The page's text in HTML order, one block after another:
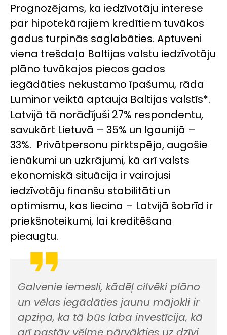
Prognozējams, ka iedzīvotāju interese
par hipotekārajiem kredītiem tuvākos
gadus turpinās saglabāties. Aptuveni
viena trešdaļa Baltijas valstu iedzīvotāju
plāno tuvākajos piecos gados
iegādāties nekustamo īpašumu, rāda
Luminor veiktā aptauja Baltijas valstīs*.
Latvijā tā norādījuši 27% respondentu,
savukārt Lietuvā – 35% un Igaunijā –
33%. Privātpersonu pirktspēja, augošie
ienākumi un uzkrājumi, kā arī valsts
ekonomiskā situācija ir vairojusi
iedzīvotāju finanšu stabilitāti un
optimismu, kas liecina – Latvijā šobrīd ir
priekšnoteikumi, lai kreditēšana
pieaugtu.
Galvenie iemesli, kādēļ cilvēki plāno
un vēlas iegādāties jaunu mājokli ir
apziņa, ka tā būs laba investīcija, kā